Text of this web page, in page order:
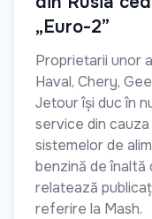
„Euro-2”
Proprietarii unor
Haval, Chery,
Jetour își duc în
service din
sistemelor de
benzină de înaltă
relatează
referire la Mash.